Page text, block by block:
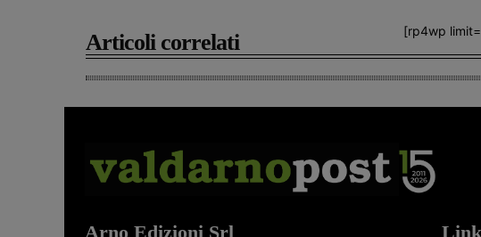
[rp4wp
Articoli correlati
Arno Edizioni Srl